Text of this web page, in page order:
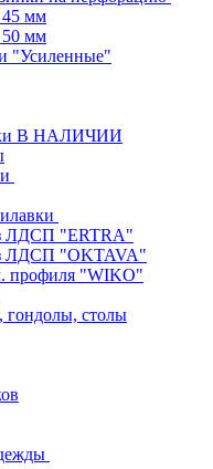
мм
мм
"Усиленные"
В НАЛИЧИИ
ЛДСП "ERTRA"
ЛДСП "OKTAVA"
профиля "WIKO"
столы